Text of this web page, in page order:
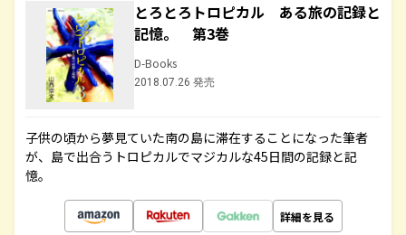
とろとろトロピカル ある旅の記録と
記憶。 第3巻
D-Books
2018.07.26 発売
子供の頃から夢見ていた南の島に滞在することになった筆者
が、島で出合うトロピカルでマジカルな45日間の記録と記
憶。
詳細を見る